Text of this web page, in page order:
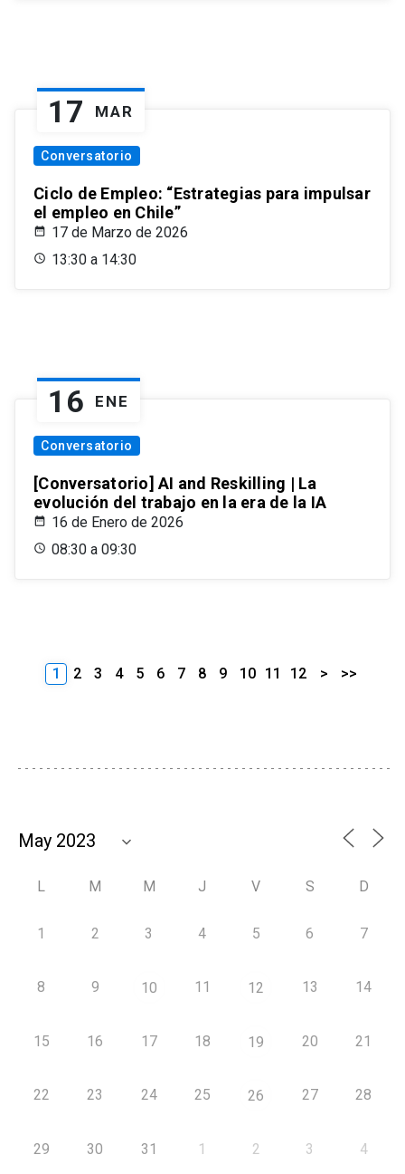
17 MAR
Conversatorio
Ciclo de Empleo: “Estrategias para impulsar
el empleo en Chile”
17 de Marzo de 2026
13:30 a 14:30
16 ENE
Conversatorio
[Conversatorio] AI and Reskilling | La
evolución del trabajo en la era de la IA
16 de Enero de 2026
08:30 a 09:30
1 2 3 4 5 6 7 8 9 10 11 12 > >>
L M M J V S D
1 2 3 4 5 6 7
8 9 10 11 12 13 14
15 16 17 18 19 20 21
22 23 24 25 26 27 28
29 30 31 1 2 3 4